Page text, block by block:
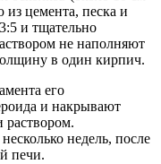
из цемента, песка и
и тщательно
не наполняют
в один кирпич.
его
и накрывают
недель, после
печи.